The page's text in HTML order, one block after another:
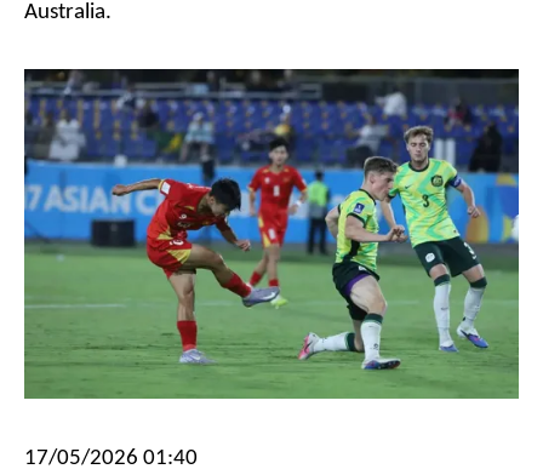
Australia.
17/05/2026 01:40